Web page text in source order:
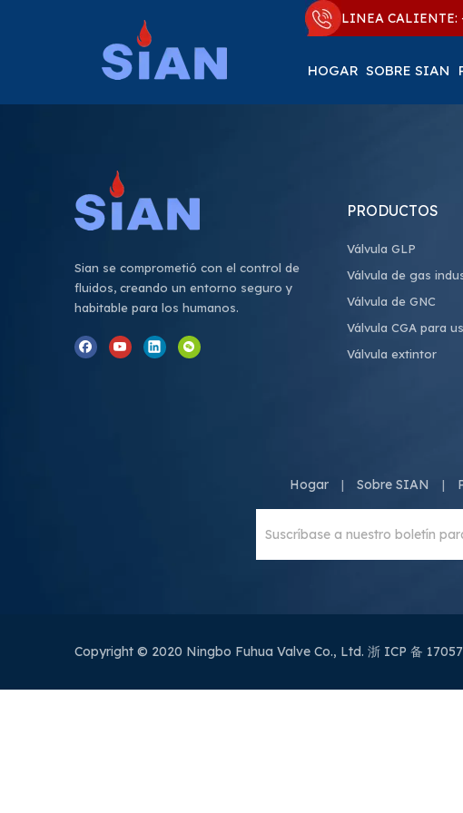
LINEA CALIENTE:
HOGAR SOBRE SIAN
Sian se comprometió con el control de
fluidos, creando un entorno seguro y
habitable para los humanos.
PRODUCTOS
Válvula GLP
Válvula de gas
Válvula de GNC
Válvula CGA para
Válvula extintor
Hogar | Sobre SIAN |
Copyright © 2020 Ningbo Fuhua Valve Co., Ltd. 浙 ICP 备